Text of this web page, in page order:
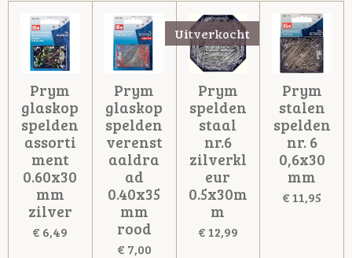
Prym
glaskop
spelden
assorti
ment
0.60x30
mm
zilver
€ 6,49
Prym
glaskop
spelden
verenst
aaldra
ad
0.40x35
mm
rood
€ 7,00
Uitverkocht
Prym
spelden
staal
nr.6
zilverkl
eur
0.5x30m
m
€ 12,99
Prym
stalen
spelden
nr. 6
0,6x30
mm
€ 11,95